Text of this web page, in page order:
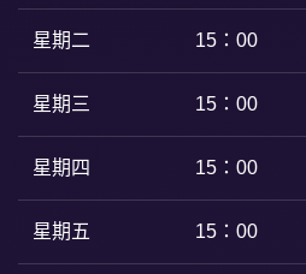
星期二 15：00
星期三 15：00
星期四 15：00
星期五 15：00